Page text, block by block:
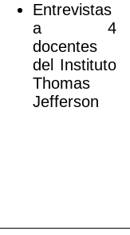
Entrevistas
a 4
docentes
del Instituto
Thomas
Jefferson